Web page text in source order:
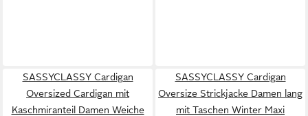
SASSYCLASSY Cardigan
Oversized Cardigan mit
Kaschmiranteil Damen Weiche
SASSYCLASSY Cardigan
Oversize Strickjacke Damen lang
mit Taschen Winter Maxi